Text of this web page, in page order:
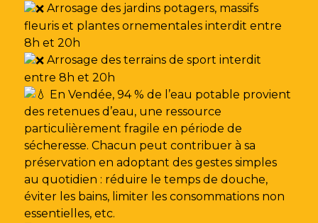
Arrosage des jardins potagers, massifs
fleuris et plantes ornementales interdit entre
8h et 20h
Arrosage des terrains de sport interdit
entre 8h et 20h
En Vendée, 94 % de l’eau potable provient
des retenues d’eau, une ressource
particulièrement fragile en période de
sécheresse. Chacun peut contribuer à sa
préservation en adoptant des gestes simples
au quotidien : réduire le temps de douche,
éviter les bains, limiter les consommations non
essentielles, etc.